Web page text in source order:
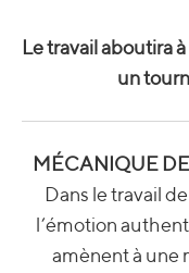
Le travail aboutira
un
MÉCANIQUE
Dans le travail
l’émotion
amènent à une